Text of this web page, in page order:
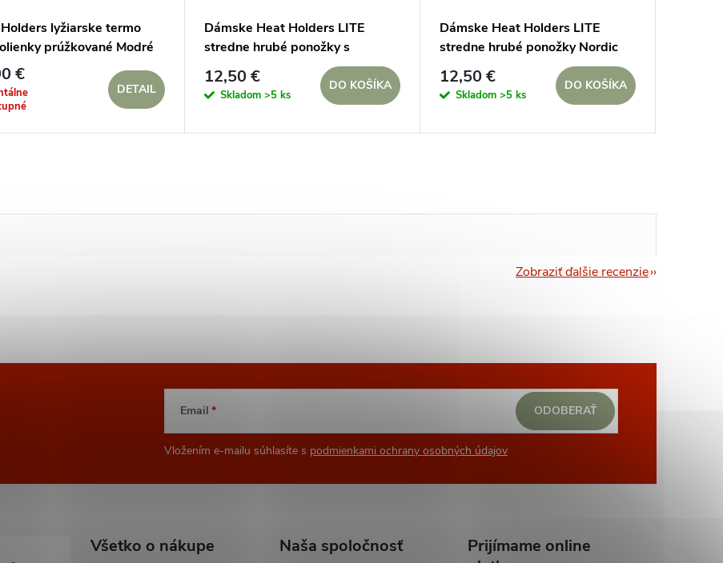
lyžiarske termo
prúžkované Modré
€
DETAIL
Dámske Heat Holders LITE
stredne hrubé ponožky s
farebnými prúžkami Modré
12,50 €
Skladom >5 ks
DO KOŠÍKA
Dámske Heat Holders LITE
stredne hrubé ponožky Nordic
Malinové
12,50 €
Skladom >5 ks
DO KOŠÍKA
Zobraziť ďalšie recenzie
Email
Vložením e-mailu súhlasíte s podmienkami ochrany osobných údajov
ODOBERAŤ
Všetko o nákupe Naša spoločnosť
Prijímame online